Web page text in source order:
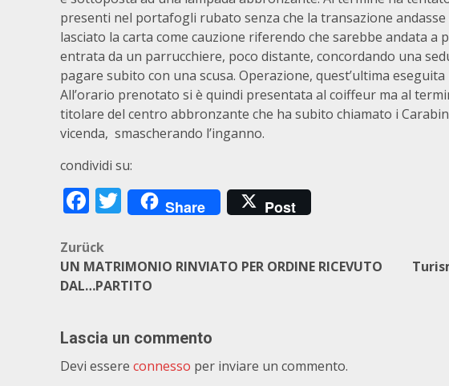
presenti nel portafogli rubato senza che la transazione
lasciato la carta come cauzione riferendo che sarebbe andata a
entrata da un parrucchiere, poco distante, concordando una
pagare subito con una scusa. Operazione, quest’ultima
All’orario prenotato si è quindi presentata al coiffeur ma al
titolare del centro abbronzante che ha subito chiamato i
vicenda, smascherando l’inganno.
condividi su:
Facebook
Twitter
Share Post
Beitragsnavigation
Zurück
UN MATRIMONIO RINVIATO PER ORDINE RICEVUTO
DAL…PARTITO
Lascia un commento
Devi essere connesso per inviare un commento.